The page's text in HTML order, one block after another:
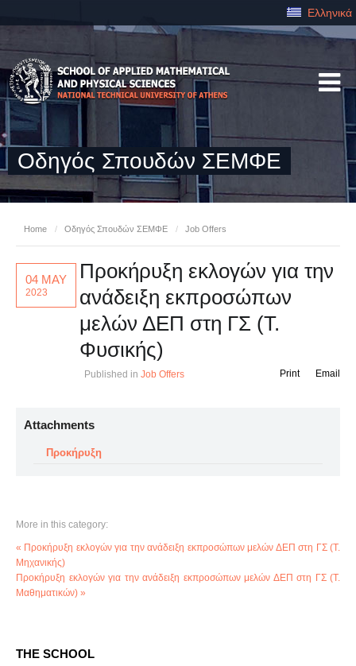
Ελληνικά
Οδηγός Σπουδών ΣΕΜΦΕ
Home / Οδηγός Σπουδών ΣΕΜΦΕ / Job Offers
04 MAY
2023
Προκήρυξη εκλογών για την
ανάδειξη εκπροσώπων
μελών ΔΕΠ στη ΓΣ (Τ.
Φυσικής)
Published in Job Offers Email
Print
Attachments
Προκήρυξη
More in this category:
« Προκήρυξη εκλογών για την ανάδειξη εκπροσώπων μελών ΔΕΠ στη ΓΣ (Τ.
Μηχανικής)
Προκήρυξη εκλογών για την ανάδειξη εκπροσώπων μελών ΔΕΠ στη ΓΣ (Τ.
Μαθηματικών) »
THE SCHOOL